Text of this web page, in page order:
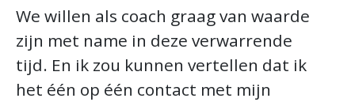
We willen als coach graag van waarde
zijn met name in deze verwarrende
tijd. En ik zou kunnen vertellen dat ik
het één op één contact met mijn